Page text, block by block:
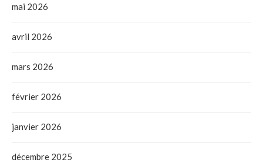
mai 2026
avril 2026
mars 2026
février 2026
janvier 2026
décembre 2025